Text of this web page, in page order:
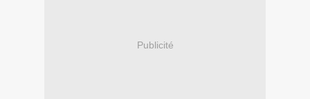
Publicité